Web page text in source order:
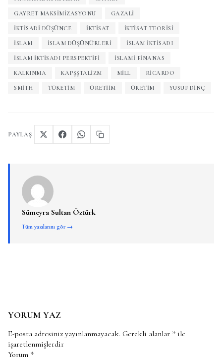
GAYRET MAKSIMIZASYONU GAZALI
IKTISADI DÜŞÜNCE İKTISAT IKTISAT TEORISI
İSLAM ISLAM DÜŞÜNÜRLERI ISLAM IKTISADI
ISLAM IKTISADI PERSPEKTIFI ISLAMI FINANAS
KALKINMA KAPŞŞTALIZM MILL RICARDO
SMITH TÜKETIM ÜRETIIM ÜRETIM YUSUF DINÇ
PAYLAŞ
Sümeyra Sultan Öztürk
Tüm yazılarını gör →
YORUM YAZ
E-posta adresiniz yayınlanmayacak. Gerekli alanlar * ile
işaretlenmişlerdir
Yorum *